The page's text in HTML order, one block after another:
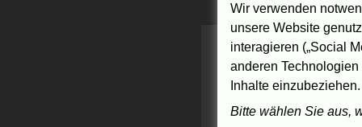
Wir verwenden
unsere Website
interagieren („Social
anderen
Inhalte
Bitte wählen Sie aus,